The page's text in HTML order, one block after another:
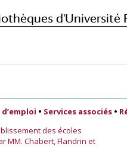
d'Université
• Services associés •
des écoles
MM. Chabert, Flandrin et